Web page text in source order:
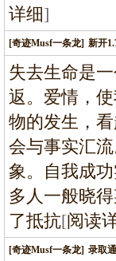
详细]
[奇迹Musf一条龙] 新开
失去生命是
返。爱情，
物的发生，
会与事实汇
象。自我成
多人一般晓
了抵抗[阅读
[奇迹Musf一条龙] 录取